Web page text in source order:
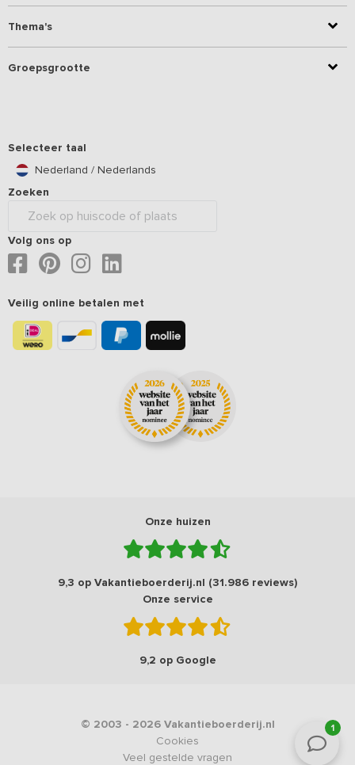
1
Thema's
Groepsgrootte
Selecteer taal
Nederland / Nederlands
Zoeken
Volg ons op
Veilig online betalen met
Onze huizen
9,3 op Vakantieboerderij.nl (31.986 reviews)
Onze service
9,2 op Google
© 2003 - 2026 Vakantieboerderij.nl
Cookies
Veel gestelde vragen